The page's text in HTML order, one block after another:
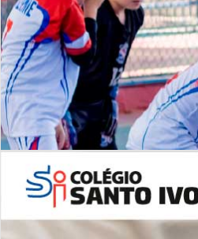
Desafios | Saiba mais